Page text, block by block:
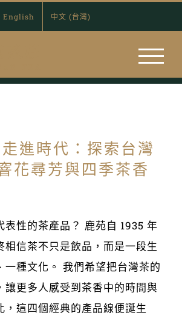
English 中文 (台灣)
進時代：探索台灣
花尋芳與四季茶香
表性的茶產品？ 鹿苑自 1935 年
相信茶不只是飲品，而是一段生
一種文化。 我們希望把台灣茶的
讓更多人感受到茶香中的時間與
，這四個經典的產品線便誕生